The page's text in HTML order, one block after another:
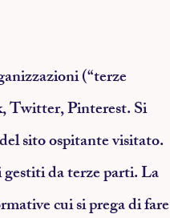
(“terze
Twitter, Pinterest. Si
sito ospitante visitato.
da terze parti. La
cui si prega di fare